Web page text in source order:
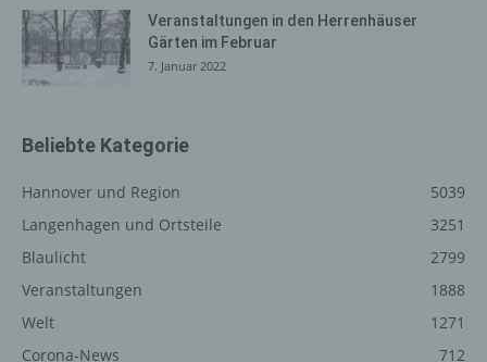
Veranstaltungen in den Herrenhäuser
Gärten im Februar
7. Januar 2022
Beliebte Kategorie
Hannover und Region
5039
Langenhagen und Ortsteile
3251
Blaulicht
2799
Veranstaltungen
1888
Welt
1271
Corona-News
712
Die Registrierung der betroffenen Person unter
freiwilliger Angabe personenbezogener Daten dient dem
für die Verarbeitung Verantwortlichen dazu, der
betroffenen Person Inhalte oder Leistungen anzubieten,
Personen steht die Möglichkeit frei, die bei der
jederzeit abzuändern oder vollständig aus dem
Datenbestand des für die Verarbeitung Verantwortlichen
löschen zu lassen.
Der für die Verarbeitung Verantwortliche erteilt jeder
darüber, welche personenbezogenen Daten über die
betroffene Person gespeichert sind. Ferner berichtigt